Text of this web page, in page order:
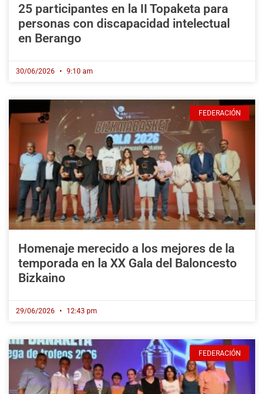
25 participantes en la II Topaketa para
personas con discapacidad intelectual
en Berango
30/06/2026 9:10 am
FEDERACIÓN
Homenaje merecido a los mejores de la
temporada en la XX Gala del Baloncesto
Bizkaino
29/06/2026 12:43 pm
FEDERACIÓN